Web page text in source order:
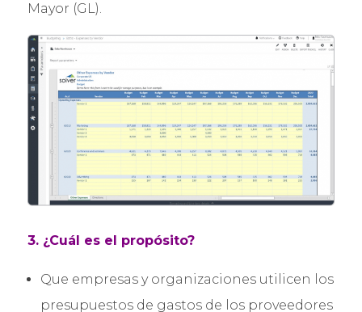
Mayor (GL).
3. ¿Cuál es el propósito?
Que empresas y organizaciones utilicen los
presupuestos de gastos de los proveedores